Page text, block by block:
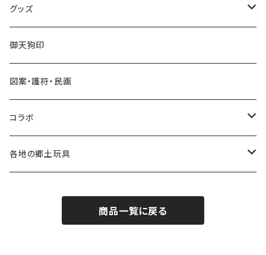
グッズ
手びねり人形・小福人形
張り子
手びねり人形
グッズ
コラボ
グッズ
キーホルダー
シール
遠州綿紬ハンカチ
注染そめ手ぬぐい
ポストカード・護符
御天狗印
図案・護符・民画
コラボ
＜遠州綿紬＞ハンカチ
各地の郷土玩具
商品一覧に戻る